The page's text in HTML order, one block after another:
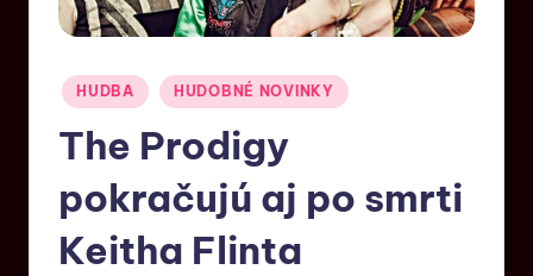
HUDBA HUDOBNÉ NOVINKY
The Prodigy
pokračujú aj po smrti
Keitha Flinta